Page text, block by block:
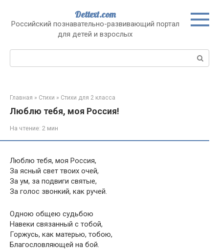
контенту
Dettext.com
Российский познавательно-развивающий портал
для детей и взрослых
Поиск:
Главная » Стихи » Стихи для 2 класса
Люблю тебя, моя Россия!
На чтение: 2 мин
Люблю тебя, моя Россия,
За ясный свет твоих очей,
За ум, за подвиги святые,
За голос звонкий, как ручей.
Одною общею судьбою
Навеки связанный с тобой,
Горжусь, как матерью, тобою,
Благословляющей на бой.